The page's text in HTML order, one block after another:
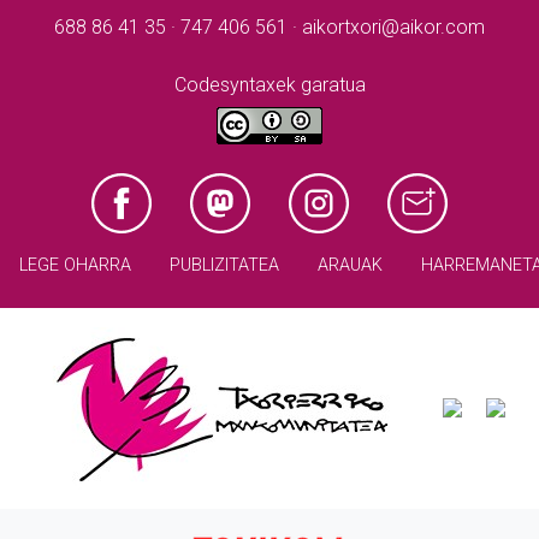
688 86 41 35 · 747 406 561 · aikortxori@aikor.com
Codesyntaxek garatua
LEGE OHARRA PUBLIZITATEA ARAUAK